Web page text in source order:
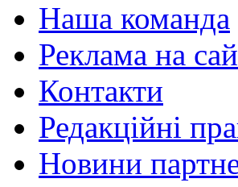
Наша команда
Реклама на
Контакти
Редакційні
Новини